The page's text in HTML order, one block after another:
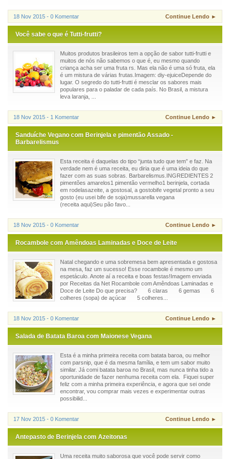
18 Nov 2015 - 0 Komentar Continue Lendo ►
Você sabe o que é Tutti-frutti?
Muitos produtos brasileiros tem a opção de sabor tutti-frutti e
muitos de nós não sabemos o que é, eu mesmo quando
criança acha ser uma fruta rs. Mas ela não é uma só fruta, ela
é um mistura de várias frutas.Imagem: diy-ejuiceDepende do
lugar. O segredo do tutti-frutti é mesclar os sabores mais
populares para o paladar de cada país. No Brasil, a mistura
leva laranja, ...
18 Nov 2015 - 1 Komentar Continue Lendo ►
Sanduíche Vegano com Berinjela e pimentão Assado -
Barbarelismus
Esta receita é daquelas do tipo “junta tudo que tem” e faz. Na
verdade nem é uma receita, eu diria que é uma ideia do que
fazer com as suas sobras. Barbarelismus.INGREDIENTES 2
pimentões amarelos1 pimentão vermelho1 berinjela, cortada
em rodelasazeite, a gostosal, a gostobife vegetal pronto a seu
gosto (eu usei bife de soja)mussarella vegana
(receita aqui)Seu pão favo...
18 Nov 2015 - 0 Komentar Continue Lendo ►
Rocambole com Amêndoas Laminadas e Doce de Leite
Natal chegando e uma sobremesa bem apresentada e gostosa
na mesa, faz um sucesso! Esse rocambole é mesmo um
espetáculo. Anote aí a receita e boas festas!Imagem enviada
por Receitas da Net Rocambole com Amêndoas Laminadas e
Doce de Leite Do que precisa? 6 claras 6 gemas 6
colheres (sopa) de açúcar 5 colheres...
18 Nov 2015 - 0 Komentar Continue Lendo ►
Salada de Batata Baroa com Maionese Vegana
Esta é a minha primeira receita com batata baroa, ou melhor
com parsnip, que é da mesma família, e tem um sabor muito
similar. Já comi batata baroa no Brasil, mas nunca tinha tido a
oportunidade de fazer nenhuma receita com ela. Fiquei super
feliz com a minha primeira experiência, e agora que sei onde
encontrar, vou comprar mais vezes e experimentar outras
possibilid...
17 Nov 2015 - 0 Komentar Continue Lendo ►
Antepasto de Berinjela com Azeitonas
Uma receita muito saborosa que você pode servir como